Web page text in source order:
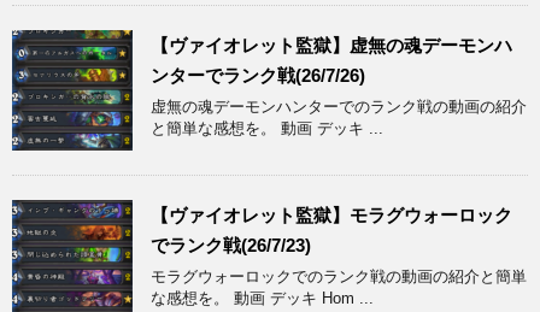
【ヴァイオレット監獄】虚無の魂デーモンハ
ンターでランク戦(26/7/26)
虚無の魂デーモンハンターでのランク戦の動画の紹介
と簡単な感想を。 動画 デッキ ...
【ヴァイオレット監獄】モラグウォーロック
でランク戦(26/7/23)
モラグウォーロックでのランク戦の動画の紹介と簡単
な感想を。 動画 デッキ Hom ...